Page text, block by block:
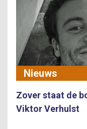
Nieuws
Zover staat de
Viktor Verhulst